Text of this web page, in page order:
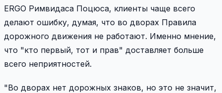
ERGO Римвидаса Поцюса, клиенты чаще всего
делают ошибку, думая, что во дворах Правила
дорожного движения не работают. Именно мнение,
что "кто первый, тот и прав" доставляет больше
всего неприятностей.
"Во дворах нет дорожных знаков, но это не значит,